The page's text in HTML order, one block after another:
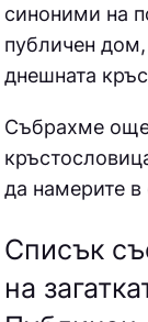
синоними на
публичен
днешната
Събрахме
да намерите в
Списък
на